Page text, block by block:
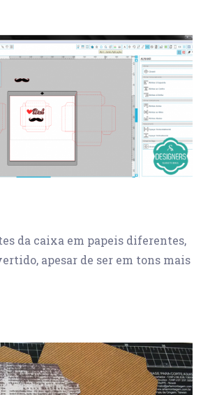
da caixa em papeis diferentes,
apesar de ser em tons mais